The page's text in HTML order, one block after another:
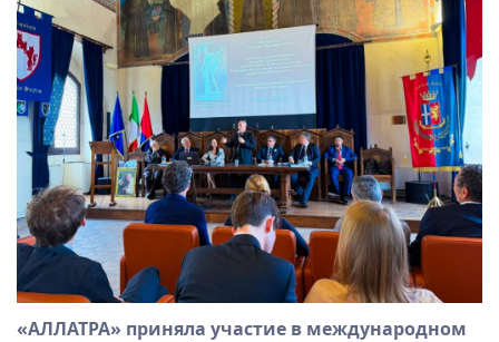
«АЛЛАТРА» приняла участие в международном